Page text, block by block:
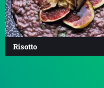
Risotto